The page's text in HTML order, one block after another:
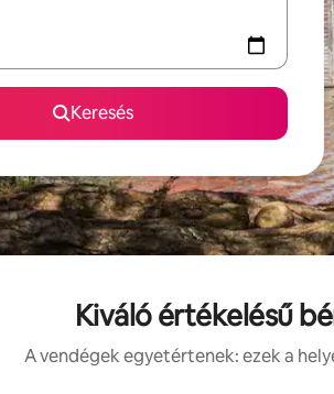
Keresés
Kiváló értékelésű
A vendégek egyetértenek: ezek a